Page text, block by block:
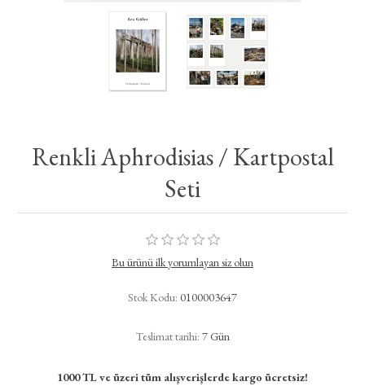
Renkli Aphrodisias / Kartpostal
Seti
Bu ürünü ilk yorumlayan siz olun
Stok Kodu: 0100003647
Teslimat tarihi: 7 Gün
1000 TL ve üzeri tüm alışverişlerde kargo ücretsiz!